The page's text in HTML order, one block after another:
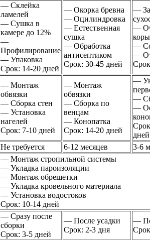
— Склейка
ламелей
— Сушка в
камере до 12%
—
Профилирование
— Упаковка
Срок: 14-20 дней
— Окорка бревна
— Оцилиндровка
— Естественная
сушка
— Обработка
антисептиком
Срок: 30-45 дней
—
—
коры
—
—
— Монтаж
обвязки
— Сборка стен
— Установка
нагелей
Срок: 7-10 дней
— Монтаж
обвязки
— Сборка по
венцам
— Конопатка
Срок: 14-20 дней
—
—
—
дней
Не требуется 6-12 месяцев 3-6
— Монтаж стропильной системы
— Укладка пароизоляции
— Монтаж обрешетки
— Укладка кровельного материала
— Установка водостоков
Срок: 10-14 дней
— Сразу после
сборки
Срок: 3-5 дней
— После усадки
Срок: 2-3 дня
—